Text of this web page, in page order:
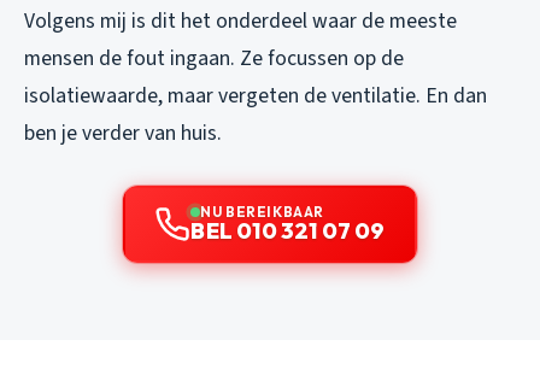
Volgens mij is dit het onderdeel waar de meeste
mensen de fout ingaan. Ze focussen op de
isolatiewaarde, maar vergeten de ventilatie. En dan
ben je verder van huis.
NU BEREIKBAAR
BEL 010 321 07 09